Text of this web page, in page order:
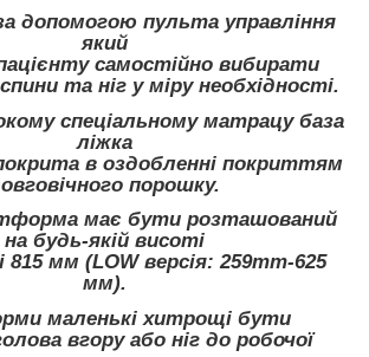
допомогою пульта управління
який
самостійно вибирати
та ніг у міру необхідності.
спеціальному матрацу база
ліжка
в оздобленні покриттям
порошку.
має бути розташований
на будь-якій висоті
815 мм (LOW версія: 259mm-625
мм).
маленькі хитрощі бути
вгору або ніг до робочої